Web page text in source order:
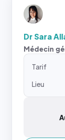
Dr Sara
Médecin
Tarif
Lieu